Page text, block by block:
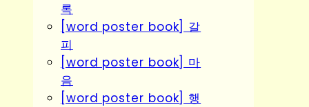
록
[word poster book] 갈
피
[word poster book] 마
음
[word poster book] 행